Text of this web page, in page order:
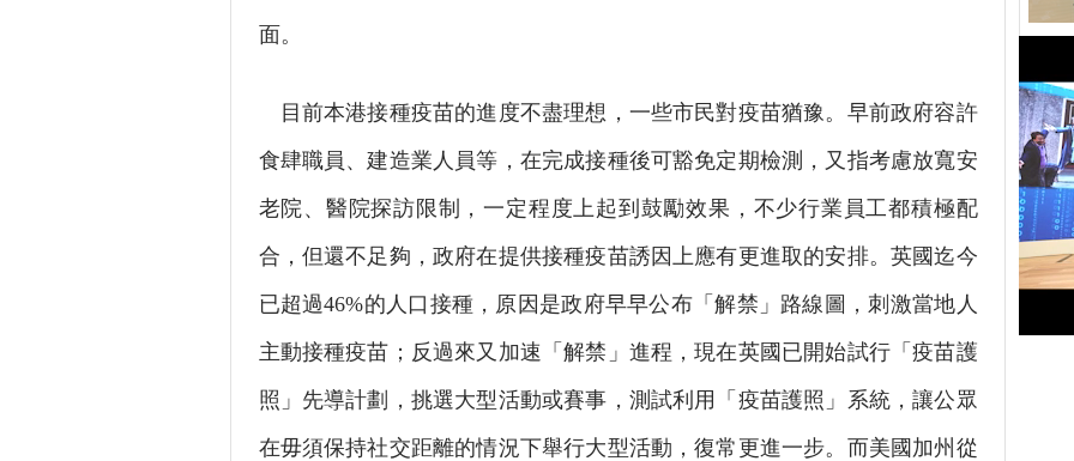
面。
目前本港接種疫苗的進度不盡理想，一些市民對疫苗猶豫。早前政府容許
食肆職員、建造業人員等，在完成接種後可豁免定期檢測，又指考慮放寬安
老院、醫院探訪限制，一定程度上起到鼓勵效果，不少行業員工都積極配
合，但還不足夠，政府在提供接種疫苗誘因上應有更進取的安排。英國迄今
已超過46%的人口接種，原因是政府早早公布「解禁」路線圖，刺激當地人
主動接種疫苗；反過來又加速「解禁」進程，現在英國已開始試行「疫苗護
照」先導計劃，挑選大型活動或賽事，測試利用「疫苗護照」系統，讓公眾
在毋須保持社交距離的情況下舉行大型活動，復常更進一步。而美國加州從